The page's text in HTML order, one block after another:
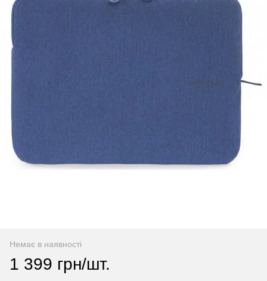
Немає в наявності
1 399 грн/шт.